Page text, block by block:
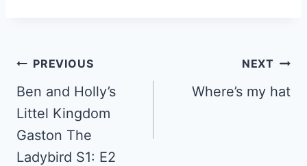
PREVIOUS
Ben and Holly’s
Littel Kingdom
Gaston The
Ladybird S1: E2
NEXT
Where’s my hat